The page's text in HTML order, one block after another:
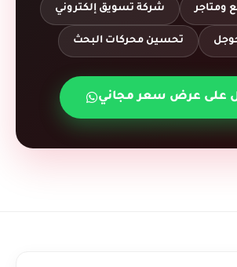
ومتاجر شركة تسويق إلكتروني
تحسين محركات البحث
على عرض سعر مجاني